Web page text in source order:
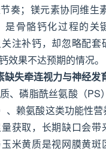
奏；镁元素协同维生
是骨骼钙化过程的关
注补钙，却忽略配套
效果不达预期的情况。
缺失牵连视力与神经发
、磷脂酰丝氨酸（PS
、赖氨酸这类功能性营
获取，长期缺口会带
米黄质是视网膜黄斑